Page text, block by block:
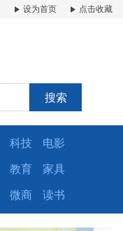
设为首页 点击收藏
搜索
科技 电影
教育 家具
微商 读书